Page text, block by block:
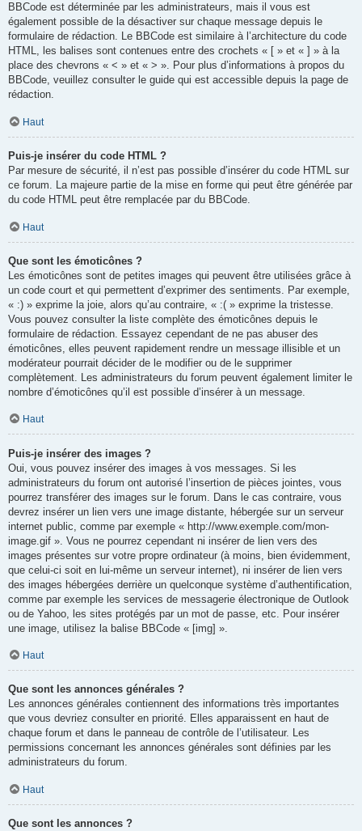
BBCode est déterminée par les administrateurs, mais il vous est
également possible de la désactiver sur chaque message depuis le
formulaire de rédaction. Le BBCode est similaire à l’architecture du code
HTML, les balises sont contenues entre des crochets « [ » et « ] » à la
place des chevrons « < » et « > ». Pour plus d’informations à propos du
BBCode, veuillez consulter le guide qui est accessible depuis la page de
rédaction.
Haut
Puis-je insérer du code HTML ?
Par mesure de sécurité, il n’est pas possible d’insérer du code HTML sur
ce forum. La majeure partie de la mise en forme qui peut être générée par
du code HTML peut être remplacée par du BBCode.
Haut
Que sont les émoticônes ?
Les émoticônes sont de petites images qui peuvent être utilisées grâce à
un code court et qui permettent d’exprimer des sentiments. Par exemple,
« :) » exprime la joie, alors qu’au contraire, « :( » exprime la tristesse.
Vous pouvez consulter la liste complète des émoticônes depuis le
formulaire de rédaction. Essayez cependant de ne pas abuser des
émoticônes, elles peuvent rapidement rendre un message illisible et un
modérateur pourrait décider de le modifier ou de le supprimer
complètement. Les administrateurs du forum peuvent également limiter le
nombre d’émoticônes qu’il est possible d’insérer à un message.
Haut
Puis-je insérer des images ?
Oui, vous pouvez insérer des images à vos messages. Si les
administrateurs du forum ont autorisé l’insertion de pièces jointes, vous
pourrez transférer des images sur le forum. Dans le cas contraire, vous
devrez insérer un lien vers une image distante, hébergée sur un serveur
internet public, comme par exemple « http://www.exemple.com/mon-
image.gif ». Vous ne pourrez cependant ni insérer de lien vers des
images présentes sur votre propre ordinateur (à moins, bien évidemment,
que celui-ci soit en lui-même un serveur internet), ni insérer de lien vers
des images hébergées derrière un quelconque système d’authentification,
comme par exemple les services de messagerie électronique de Outlook
ou de Yahoo, les sites protégés par un mot de passe, etc. Pour insérer
une image, utilisez la balise BBCode « [img] ».
Haut
Que sont les annonces générales ?
Les annonces générales contiennent des informations très importantes
que vous devriez consulter en priorité. Elles apparaissent en haut de
chaque forum et dans le panneau de contrôle de l’utilisateur. Les
permissions concernant les annonces générales sont définies par les
administrateurs du forum.
Haut
Que sont les annonces ?